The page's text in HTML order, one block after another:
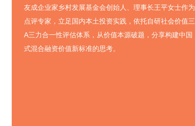
友成企业家乡村发展基金会创始人、理事长王平女士作为
点评专家，立足国内本土投资实践，依托自研社会价值三
A三力合一性评估体系，从价值本源破题，分享构建中国
式混合融资价值新标准的思考。